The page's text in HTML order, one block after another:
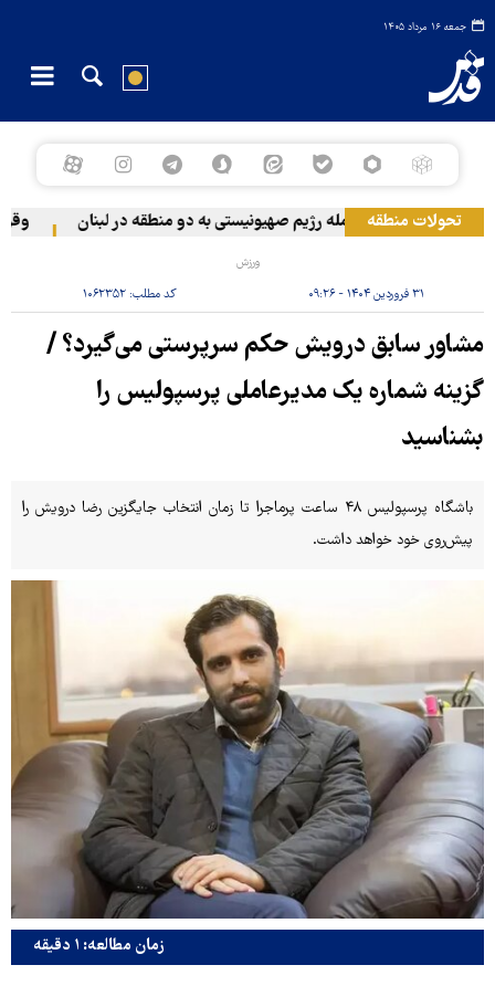
جمعه ۱۶ مرداد ۱۴۰۵
تحولات منطقهحمله رژیم صهیونیستی به دو منطقه در لبنان وقوع
ورزش
۳۱ فروردین ۱۴۰۴ - ۰۹:۲۶ کد مطلب:۱۰۶۲۳۵۲
مشاور سابق درویش حکم سرپرستی می‌گیرد؟ /
گزینه شماره یک مدیرعاملی پرسپولیس را
بشناسید
باشگاه پرسپولیس ۴۸ ساعت پرماجرا تا زمان انتخاب جایگزین رضا درویش را
پیش‌روی خود خواهد داشت.
زمان مطالعه: ۱ دقیقه